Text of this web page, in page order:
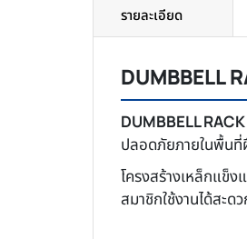
รายละเอียด
DUMBBELL
DUMBBELL
ปลอดภัยภายในพื้นที่
โครงสร้างเหล็กแข็
สมาชิกใช้งานได้สะ